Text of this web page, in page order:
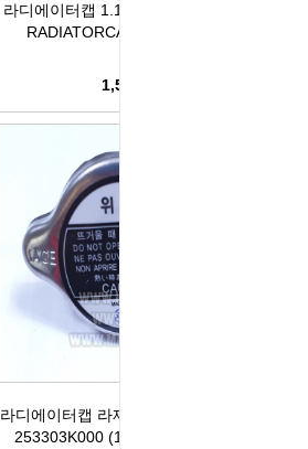
모비스기어봉
패달패드
고휘도반사테이프
휠캡/허브캡
특장차부품
라디에이터캡 1.1바 승용차량 국내산
RADIATORCAP 1.1BAR WKC
1,500원
라디에이터캡 라제다캡 25330-3K000
253303K000 (1.1) (전차종공용) -